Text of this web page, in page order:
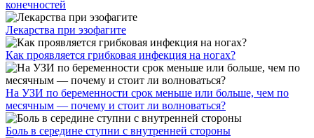
конечностей
Лекарства при эзофагите
Как проявляется грибковая инфекция на ногах?
На УЗИ по беременности срок меньше или больше, чем по
месячным — почему и стоит ли волноваться?
Боль в середине ступни с внутренней стороны